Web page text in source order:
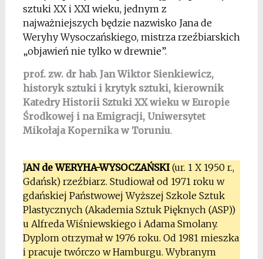
sztuki XX i XXI wieku, jednym z
najważniejszych będzie nazwisko Jana de
Weryhy Wysoczańskiego, mistrza rzeźbiarskich
„objawień nie tylko w drewnie”.
prof. zw. dr hab. Jan Wiktor Sienkiewicz,
historyk sztuki i krytyk sztuki, kierownik
Katedry Historii Sztuki XX wieku w Europie
Środkowej i na Emigracji, Uniwersytet
Mikołaja Kopernika w Toruniu.
JAN de WERYHA-WYSOCZAŃSKI(ur. 1 X 1950 r.,
Gdańsk) rzeźbiarz. Studiował od 1971 roku w
gdańskiej Państwowej Wyższej Szkole Sztuk
Plastycznych (Akademia Sztuk Pięknych (ASP))
u Alfreda Wiśniewskiego i Adama Smolany.
Dyplom otrzymał w 1976 roku. Od 1981 mieszka
i pracuje twórczo w Hamburgu. Wybranym